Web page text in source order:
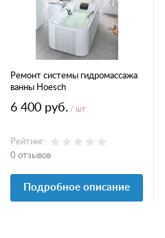
Ремонт системы гидромассажа
ванны Hoesch
6 400 руб. / шт
Рейтинг:
0 отзывов
Подробное описание